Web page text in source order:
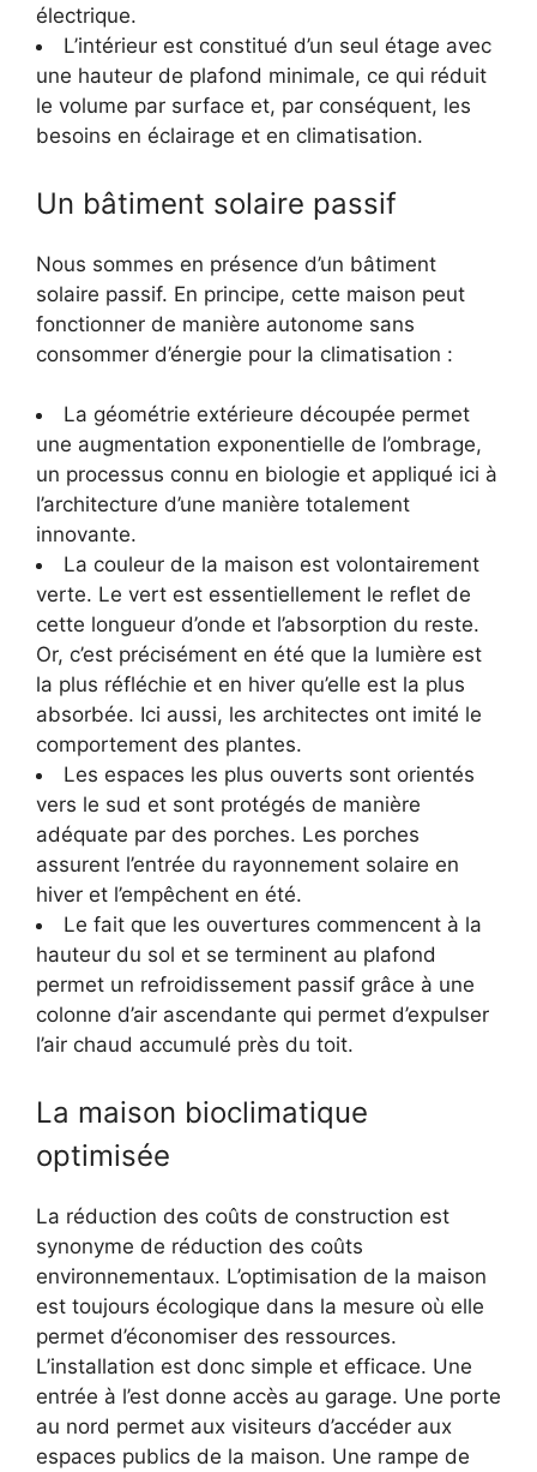
électrique.
L’intérieur est constitué d’un seul étage avec
une hauteur de plafond minimale, ce qui réduit
le volume par surface et, par conséquent, les
besoins en éclairage et en climatisation.
Un bâtiment solaire passif
Nous sommes en présence d’un bâtiment
solaire passif. En principe, cette maison peut
fonctionner de manière autonome sans
consommer d’énergie pour la climatisation :
La géométrie extérieure découpée permet
une augmentation exponentielle de l’ombrage,
un processus connu en biologie et appliqué ici à
l’architecture d’une manière totalement
innovante.
La couleur de la maison est volontairement
verte. Le vert est essentiellement le reflet de
cette longueur d’onde et l’absorption du reste.
Or, c’est précisément en été que la lumière est
la plus réfléchie et en hiver qu’elle est la plus
absorbée. Ici aussi, les architectes ont imité le
comportement des plantes.
Les espaces les plus ouverts sont orientés
vers le sud et sont protégés de manière
adéquate par des porches. Les porches
assurent l’entrée du rayonnement solaire en
hiver et l’empêchent en été.
Le fait que les ouvertures commencent à la
hauteur du sol et se terminent au plafond
permet un refroidissement passif grâce à une
colonne d’air ascendante qui permet d’expulser
l’air chaud accumulé près du toit.
La maison bioclimatique
optimisée
La réduction des coûts de construction est
synonyme de réduction des coûts
environnementaux. L’optimisation de la maison
est toujours écologique dans la mesure où elle
permet d’économiser des ressources.
L’installation est donc simple et efficace. Une
entrée à l’est donne accès au garage. Une porte
au nord permet aux visiteurs d’accéder aux
espaces publics de la maison. Une rampe de